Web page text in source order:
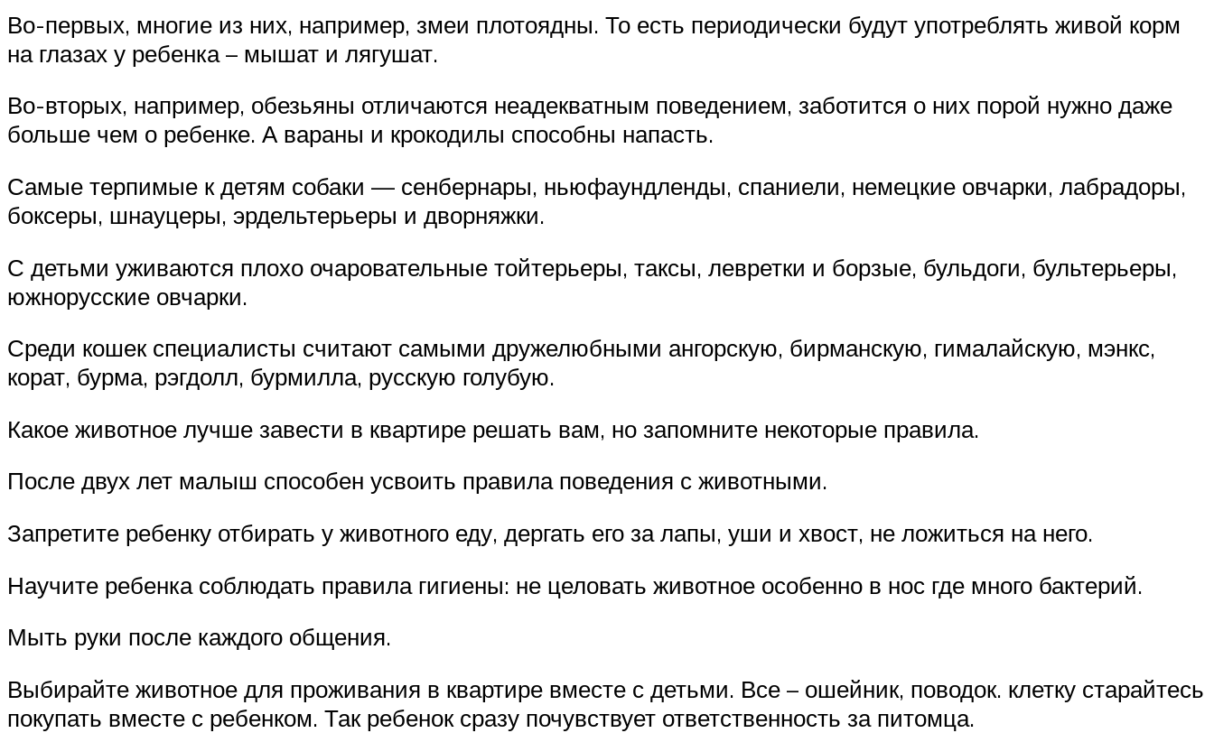
Во-первых, многие из них, например, змеи плотоядны. То есть периодически будут употреблять живой корм
на глазах у ребенка – мышат и лягушат.
Во-вторых, например, обезьяны отличаются неадекватным поведением, заботится о них порой нужно даже
больше чем о ребенке. А вараны и крокодилы способны напасть.
Самые терпимые к детям собаки — сенбернары, ньюфаундленды, спаниели, немецкие овчарки, лабрадоры,
боксеры, шнауцеры, эрдельтерьеры и дворняжки.
С детьми уживаются плохо очаровательные тойтерьеры, таксы, левретки и борзые, бульдоги, бультерьеры,
южнорусские овчарки.
Среди кошек специалисты считают самыми дружелюбными ангорскую, бирманскую, гималайскую, мэнкс,
корат, бурма, рэгдолл, бурмилла, русскую голубую.
Какое животное лучше завести в квартире решать вам, но запомните некоторые правила.
После двух лет малыш способен усвоить правила поведения с животными.
Запретите ребенку отбирать у животного еду, дергать его за лапы, уши и хвост, не ложиться на него.
Научите ребенка соблюдать правила гигиены: не целовать животное особенно в нос где много бактерий.
Мыть руки после каждого общения.
Выбирайте животное для проживания в квартире вместе с детьми. Все – ошейник, поводок. клетку старайтесь
покупать вместе с ребенком. Так ребенок сразу почувствует ответственность за питомца.